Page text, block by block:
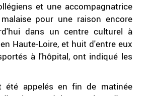
et une accompagnatrice
pour une raison encore
dans un centre culturel à
Haute-Loire, et huit d'entre eux
à l'hôpital, ont indiqué les
été appelés en fin de matinée